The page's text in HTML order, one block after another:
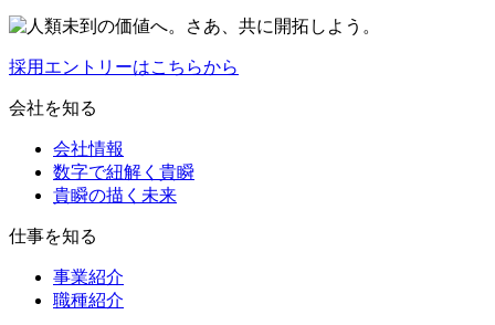
採用エントリーはこちらから
会社を知る
会社情報
数字で紐解く貴瞬
貴瞬の描く未来
仕事を知る
事業紹介
職種紹介